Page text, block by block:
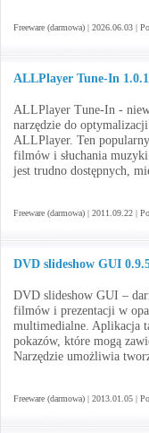
Freeware (darmowa) | 2026.06.03 |
ALLPlayer Tune-In 1.0.1
ALLPlayer Tune-In -
narzędzie do
ALLPlayer. Ten
filmów i słuchania
jest trudno dostępnych,
Freeware (darmowa) | 2011.09.22 |
DVD slideshow GUI
DVD slideshow GUI –
filmów i prezentacji w
multimedialne. Aplikacja
pokazów, które mogą
Narzędzie umożliwia
Freeware (darmowa) | 2013.01.05 |